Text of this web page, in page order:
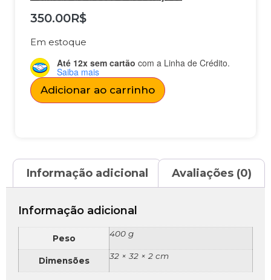
350.00R$
Em estoque
Até 12x sem cartão com a Linha de Crédito.
Saiba mais
Adicionar ao carrinho
Informação adicional Avaliações (0)
Informação adicional
Peso 400 g
Dimensões 32 × 32 × 2 cm